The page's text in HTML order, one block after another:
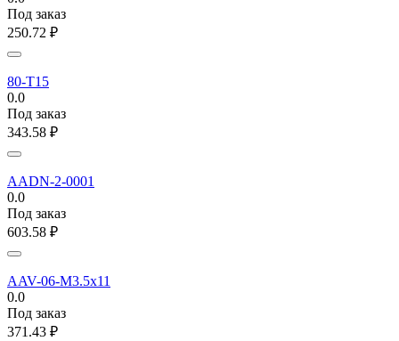
Под заказ
250.72 ₽
80-T15
0.0
Под заказ
343.58 ₽
AADN-2-0001
0.0
Под заказ
603.58 ₽
AAV-06-M3.5x11
0.0
Под заказ
371.43 ₽